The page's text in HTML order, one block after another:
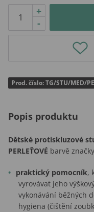
-
+
Prod. číslo: TG/STU/MED/PE
Popis produktu
Dětské protiskluzové
PERLEŤOVÉ barvě značky
praktický pomocník,
vyrovávat jeho
vykonávání běžných
hygiena (čištění